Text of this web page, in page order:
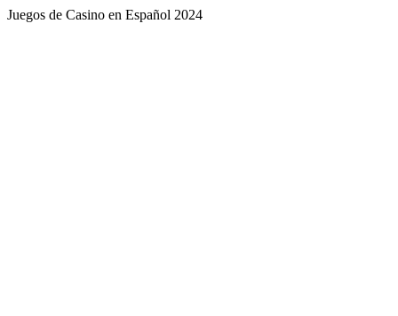
Juegos de Casino en Español 2024